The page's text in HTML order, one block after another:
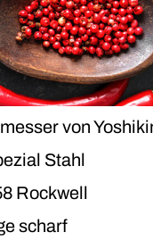
von
Stahl
Rockwell
scharf